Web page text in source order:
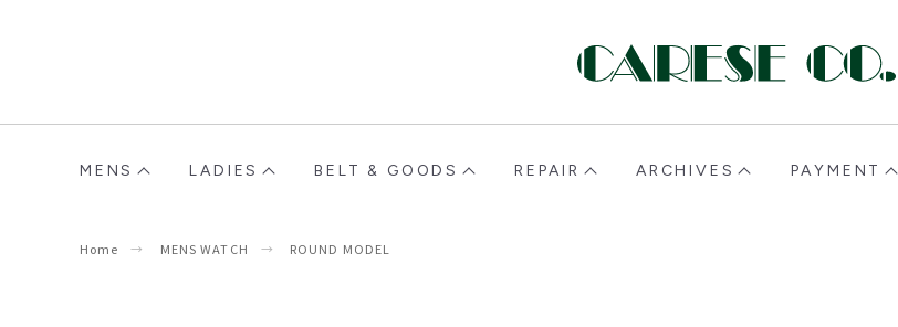
MENS LADIES BELT & GOODS REPAIR ARCHIVES PAYMENT
Home MENS WATCH ROUND MODEL